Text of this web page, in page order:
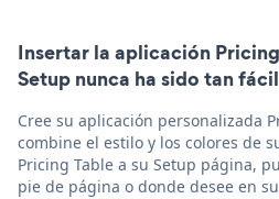
Insertar la aplicación
Setup nunca ha sido tan fácil
Cree su aplicación personalizada
combine el estilo y los colores de
Pricing Table a su Setup página,
pie de página o donde desee en